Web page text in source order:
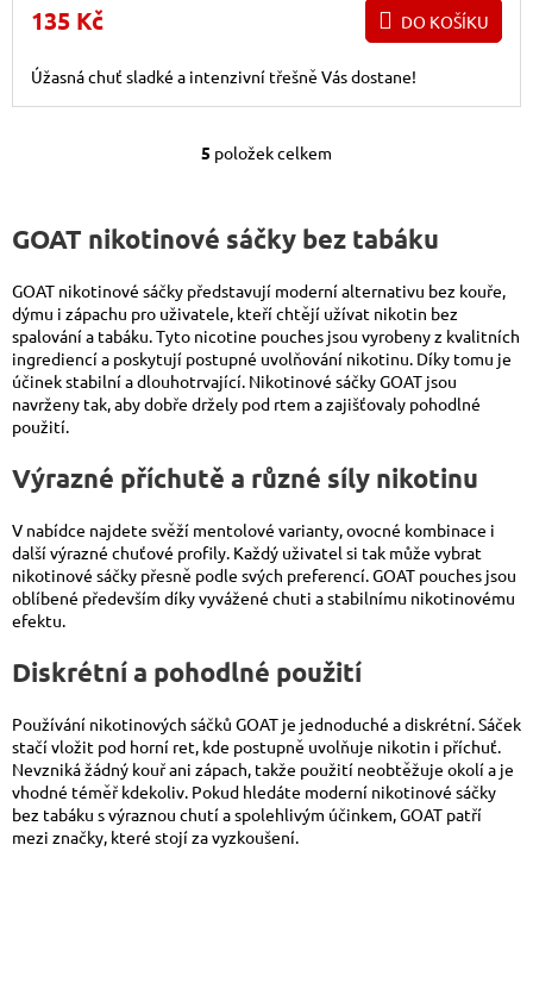
135 Kč DO KOŠÍKU
Úžasná chuť sladké a intenzivní třešně Vás dostane!
Ovládací prvky
5 položek celkem
GOAT nikotinové sáčky bez tabáku
GOAT nikotinové sáčky představují moderní alternativu bez kouře,
dýmu i zápachu pro uživatele, kteří chtějí užívat nikotin bez
spalování a tabáku. Tyto nicotine pouches jsou vyrobeny z kvalitních
ingrediencí a poskytují postupné uvolňování nikotinu. Díky tomu je
účinek stabilní a dlouhotrvající. Nikotinové sáčky GOAT jsou
navrženy tak, aby dobře držely pod rtem a zajišťovaly pohodlné
použití.
Výrazné příchutě a různé síly nikotinu
V nabídce najdete svěží mentolové varianty, ovocné kombinace i
další výrazné chuťové profily. Každý uživatel si tak může vybrat
nikotinové sáčky přesně podle svých preferencí. GOAT pouches jsou
oblíbené především díky vyvážené chuti a stabilnímu nikotinovému
efektu.
Diskrétní a pohodlné použití
Používání nikotinových sáčků GOAT je jednoduché a diskrétní. Sáček
stačí vložit pod horní ret, kde postupně uvolňuje nikotin i příchuť.
Nevzniká žádný kouř ani zápach, takže použití neobtěžuje okolí a je
vhodné téměř kdekoliv. Pokud hledáte moderní nikotinové sáčky
bez tabáku s výraznou chutí a spolehlivým účinkem, GOAT patří
mezi značky, které stojí za vyzkoušení.